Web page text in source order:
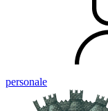
personale